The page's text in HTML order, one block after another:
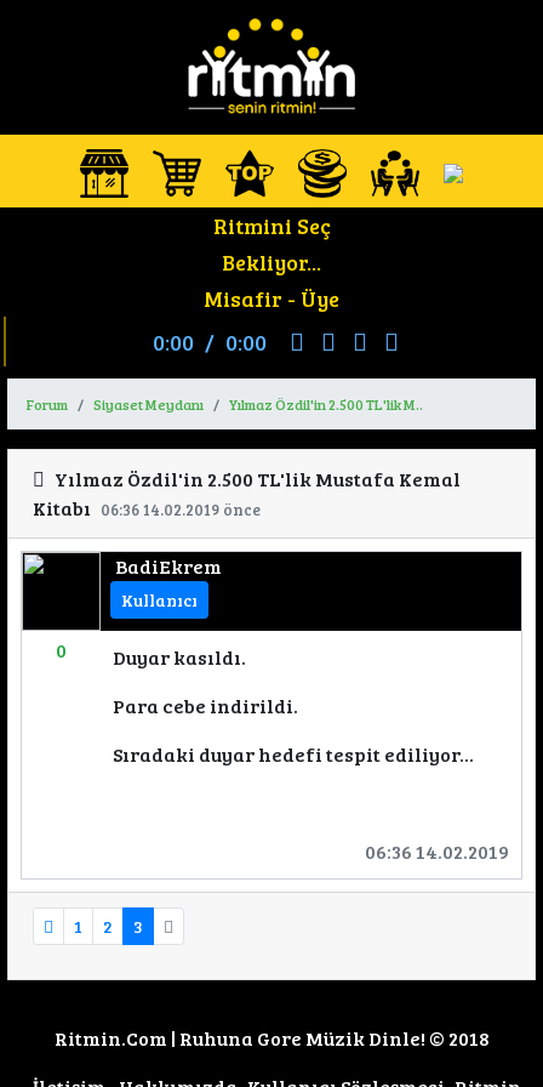
Ritmini Seç
Bekliyor...
Misafir - Üye
0:00 / 0:00
Forum Siyaset Meydanı Yılmaz Özdil'in 2.500 TL'lik M..
Yılmaz Özdil'in 2.500 TL'lik Mustafa Kemal
Kitabı 06:36 14.02.2019 önce
BadiEkrem
Kullanıcı
0
Duyar kasıldı.
Para cebe indirildi.
Sıradaki duyar hedefi tespit ediliyor...
06:36 14.02.2019
1 2 3
Ritmin.Com | Ruhuna Gore Müzik Dinle! © 2018